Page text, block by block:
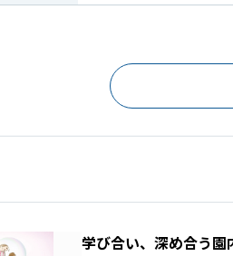
学び合い、深め合う